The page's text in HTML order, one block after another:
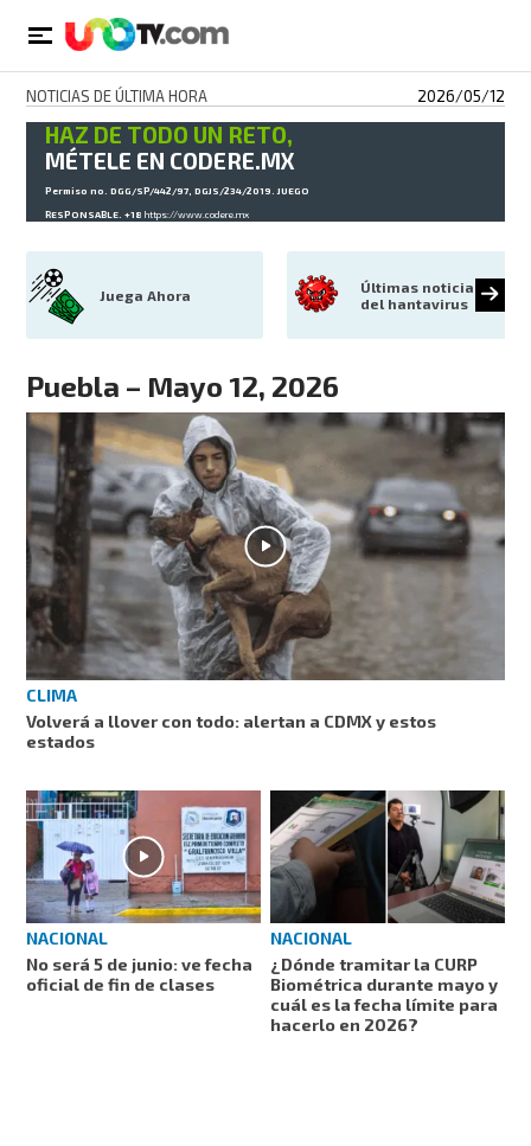
NOTICIAS DE ÚLTIMA HORA 2026/05/12
HAZ DE TODO UN RETO,
MÉTELE EN CODERE.MX
Permiso no. DGG/SP/442/97, DGJS/234/2019. JUEGO
RESPONSABLE. +18https://www.codere.mx
Juega Ahora
Últimas noticias
del hantavirus
Puebla – Mayo 12, 2026
CLIMA
Volverá a llover con todo: alertan a CDMX y estos
estados
NACIONAL
No será 5 de junio: ve fecha
oficial de fin de clases
NACIONAL
¿Dónde tramitar la CURP
Biométrica durante mayo y
cuál es la fecha límite para
hacerlo en 2026?